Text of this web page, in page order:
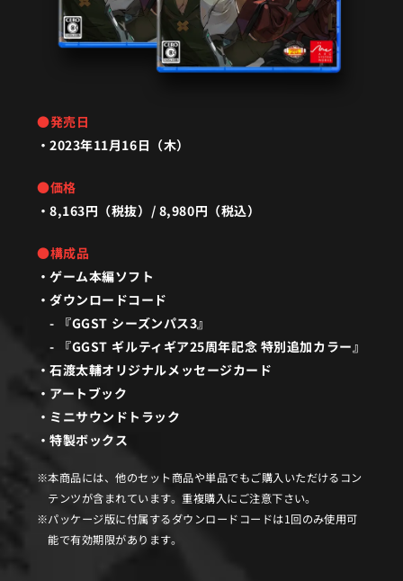
●発売日
2023年11月16日（木）
●価格
8,163円（税抜）/ 8,980円（税込）
●構成品
ゲーム本編ソフト
ダウンロードコード
- 『GGST シーズンパス3』
- 『GGST ギルティギア25周年記念 特別追加カラー』
石渡太輔オリジナルメッセージカード
アートブック
ミニサウンドトラック
特製ボックス
本商品には、他のセット商品や単品でもご購入いただけるコン
テンツが含まれています。重複購入にご注意下さい。
パッケージ版に付属するダウンロードコードは1回のみ使用可
能で有効期限があります。